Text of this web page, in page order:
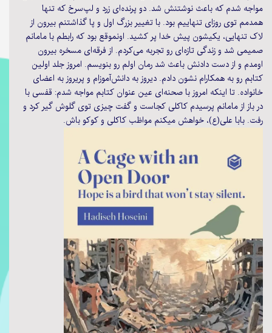
مواجه شدم که باعث نوشتنش شد. دو پرنده‌ای زرد و لپ‌سرخ که تنها
همدمم توی روزای تنهاییم بود. با تغییر بزرگ اول و پا گذاشتنم بیرون از
لاک تنهایی، یکیشون پیش خدا پر کشید. اونموقع بود که رابطم با مامانم
صمیمی شد و زندگی تازه‌ای رو تجربه می‌کردم. از فرقه‌ای مسخره بیرون
اومدم و از دست دادنش باعث شد رمان اولم رو بنویسم. امروز جلد اولین
کتابم رو به همکارام نشون دادم. دیروز به دانش‌آموزام و پریروز به اعضای
خانواده. تا اینکه امروز با صحنه‌ای عین عنوان کتابم مواجه شدم: قفسی با
در باز از مامانم پرسیدم کاکلی کجاست و گفت چیزی توی گلوش گیر کرد و
رفت. بابا علی(ع)، خواهش میکنم مواظب کاکلی و کوکو باش.